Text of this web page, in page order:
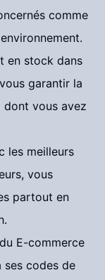
comme
en stock dans
garantir la
vous avez
les meilleurs
vous
partout en
E-commerce
ses codes de